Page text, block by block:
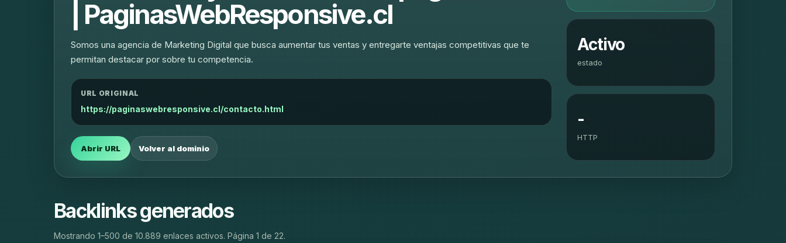
| PaginasWebResponsive.cl
Somos una agencia de Marketing Digital que busca aumentar tus ventas y entregarte ventajas competitivas que te
permitan destacar por sobre tu competencia.
URL ORIGINAL
https://paginaswebresponsive.cl/contacto.html
Abrir URL Volver al dominio
Activo
estado
-
HTTP
Backlinks generados
Mostrando 1–500 de 10.889 enlaces activos. Página 1 de 22.